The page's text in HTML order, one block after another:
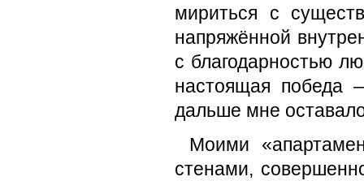
мириться с
напряжённой
с благодарностью
настоящая
дальше мне
Моими
стенами,